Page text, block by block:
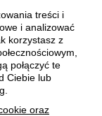
treści i
i analizować
korzystasz z
połączyć te
Ciebie lub
oraz